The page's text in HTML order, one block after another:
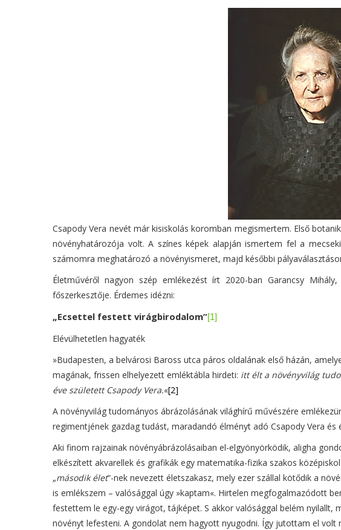
Csapody Vera nevét már kisiskolás koromban megismertem. Első
növényhatározója volt. A színes képek alapján ismertem fel a
számomra meghatározó a növényismeret, majd későbbi
Életművéről nagyon szép emlékezést írt 2020-ban Garancsy
főszerkesztője. Érdemes idézni:
„Ecsettel festett virágbirodalom”[1]
Elévülhetetlen hagyaték
»Budapesten, a belvárosi Baross utca páros oldalának első házán,
magának, frissen elhelyezett emléktábla hirdeti: itt élt a növényvilág
éve született Csapody Vera.«[2]
A növényvilág tudományos ábrázolásának világhírű művészére
regimentjének gazdag tudást, maradandó élményt adó Csapody Vera
Aki finom rajzainak növényábrázolásaiban el-elgyönyörködik, aligha
elkészített akvarellek és grafikák egy matematika-fizika szakos
„második élet“-nek nevezett életszakasz, mely ezer szállal kötődik a
is emlékszem – valósággal úgy »kaptam«. Hirtelen megfogalmazódott
festettem le egy-egy virágot, tájképet. S akkor valósággal belém nyilallt,
növényt lefesteni. A gondolat nem hagyott nyugodni. Így jutottam el